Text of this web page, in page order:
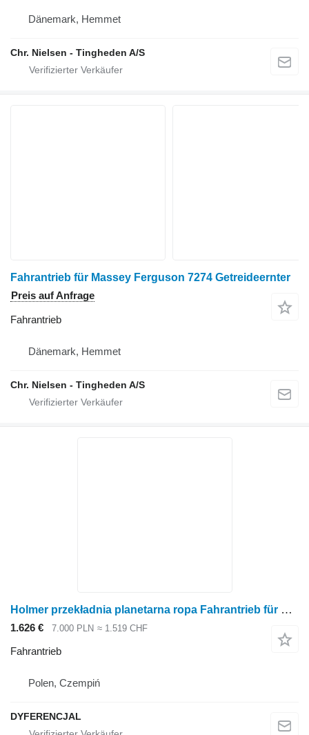
Dänemark, Hemmet
Chr. Nielsen - Tingheden A/S
Fahrantrieb für Massey Ferguson 7274 Getreideernter
Preis auf Anfrage
Fahrantrieb
Dänemark, Hemmet
Chr. Nielsen - Tingheden A/S
Holmer przekładnia planetarna ropa Fahrantrieb für Getreideernter
1.626 € 7.000 PLN ≈ 1.519 CHF
Fahrantrieb
Polen, Czempiń
DYFERENCJAL